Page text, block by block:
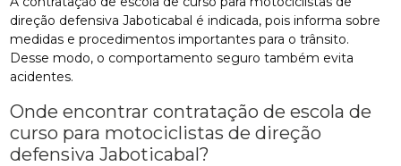
direção defensiva Jaboticabal é indicada, pois informa sobre
medidas e procedimentos importantes para o trânsito.
Desse modo, o comportamento seguro também evita
acidentes.
Onde encontrar contratação de escola de
curso para motociclistas de direção
defensiva Jaboticabal?